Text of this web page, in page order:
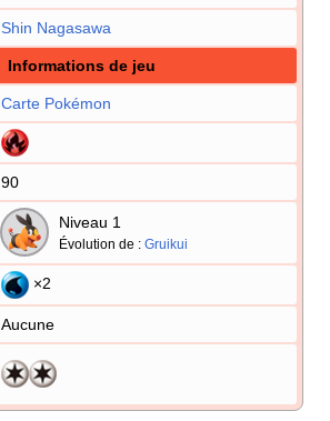
Shin Nagasawa
Informations de jeu
Carte Pokémon
90
Niveau 1
Évolution de : Gruikui
×2
Aucune